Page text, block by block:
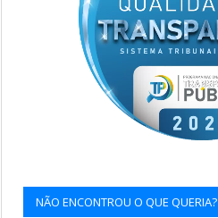
NÃO ENCONTROU O QUE QUERIA?